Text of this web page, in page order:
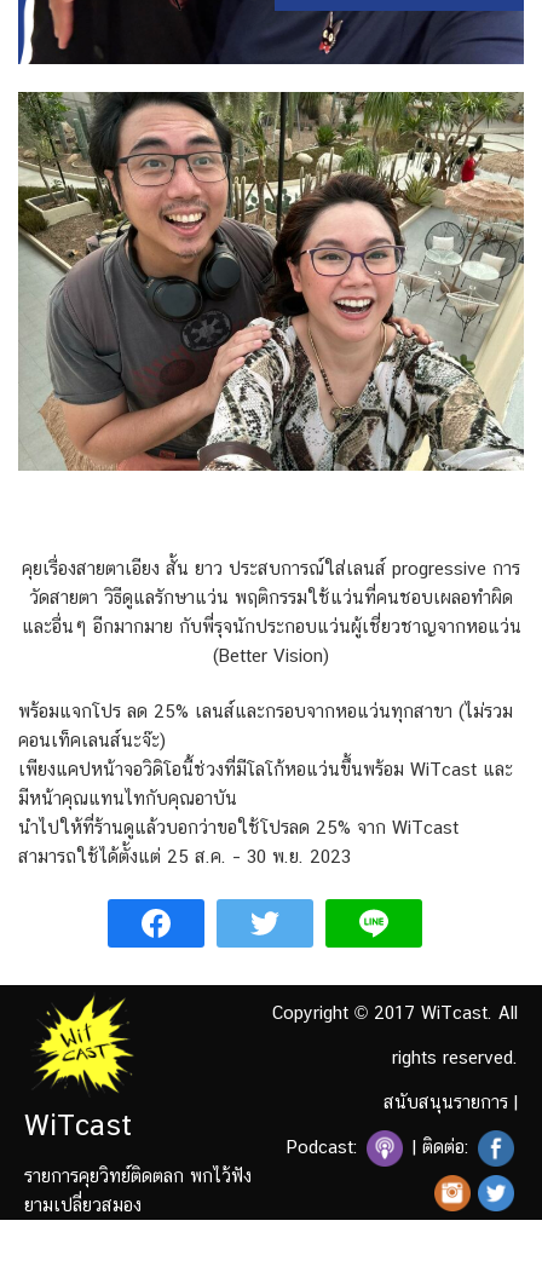
คุยเรื่องสายตาเอียง สั้น ยาว ประสบการณ์ใส่เลนส์ progressive การ
วัดสายตา วิธีดูแลรักษาแว่น พฤติกรรมใช้แว่นที่คนชอบเผลอทำผิด
และอื่นๆ อีกมากมาย กับพี่รุจนักประกอบแว่นผู้เชี่ยวชาญจากหอแว่น
(Better Vision)
พร้อมแจกโปร ลด 25% เลนส์และกรอบจากหอแว่นทุกสาขา (ไม่รวม
คอนเท็คเลนส์นะจ๊ะ)
เพียงแคปหน้าจอวิดิโอนี้ช่วงที่มีโลโก้หอแว่นขึ้นพร้อม WiTcast และ
มีหน้าคุณแทนไทกับคุณอาบัน
นำไปให้ที่ร้านดูแล้วบอกว่าขอใช้โปรลด 25% จาก WiTcast
สามารถใช้ได้ตั้งแต่ 25 ส.ค. – 30 พ.ย. 2023
WiTcast
รายการคุยวิทย์ติดตลก พกไว้ฟัง
ยามเปลี่ยวสมอง
Copyright © 2017 WiTcast. All
rights reserved.
สนับสนุนรายการ |
Podcast: | ติดต่อ: